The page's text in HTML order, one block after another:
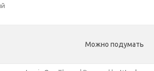
Можно подумать